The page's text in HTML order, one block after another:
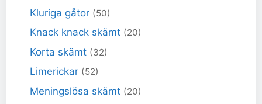
Kluriga gåtor (50)
Knack knack skämt (20)
Korta skämt (32)
Limerickar (52)
Meningslösa skämt (20)